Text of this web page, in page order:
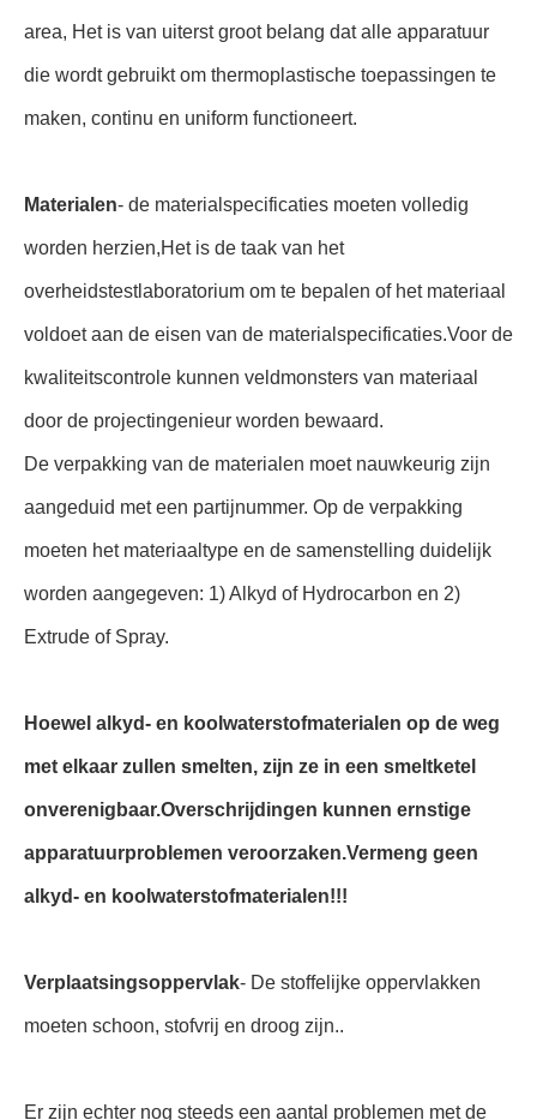
area, Het is van uiterst groot belang dat alle apparatuur
die wordt gebruikt om thermoplastische toepassingen te
maken, continu en uniform functioneert.
Materialen- de materialspecificaties moeten volledig
worden herzien,Het is de taak van het
overheidstestlaboratorium om te bepalen of het materiaal
voldoet aan de eisen van de materialspecificaties.Voor de
kwaliteitscontrole kunnen veldmonsters van materiaal
door de projectingenieur worden bewaard.
De verpakking van de materialen moet nauwkeurig zijn
aangeduid met een partijnummer. Op de verpakking
moeten het materiaaltype en de samenstelling duidelijk
worden aangegeven: 1) Alkyd of Hydrocarbon en 2)
Extrude of Spray.
Hoewel alkyd- en koolwaterstofmaterialen op de weg
met elkaar zullen smelten, zijn ze in een smeltketel
onverenigbaar.Overschrijdingen kunnen ernstige
apparatuurproblemen veroorzaken.Vermeng geen
alkyd- en koolwaterstofmaterialen!!!
Verplaatsingsoppervlak- De stoffelijke oppervlakken
moeten schoon, stofvrij en droog zijn..
Er zijn echter nog steeds een aantal problemen met de